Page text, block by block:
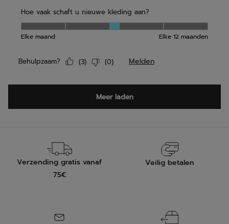
Verzending gratis vanaf
75€
Veilig betalen